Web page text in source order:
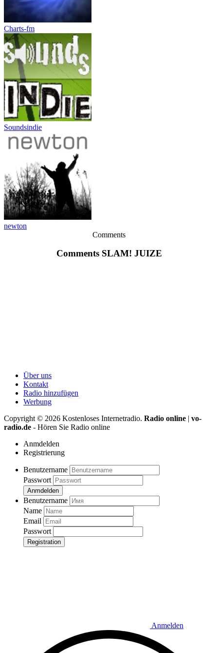
Charts-fm
Soundsindie
newton
Comments
Comments SLAM! JUIZE
Über uns
Kontakt
Radio hinzufügen
Werbung
Copyright © 2026 Kostenloses Internetradio. Radio online | vo-
radio.de - Hören Sie Radio online
Anmdelden
Registrierung
Benutzername
Passwort
Anmdelden
Benutzername
Name
Email
Passwort
Registration
Anmelden